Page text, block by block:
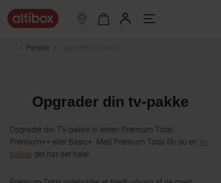
... Forside
Opgrader din tv-pakke
Opgrader din TV-pakke til enten Premium Total,
Premium++ eller Basic+. Med Premium Total får du en tv-
pakke, der har det hele!